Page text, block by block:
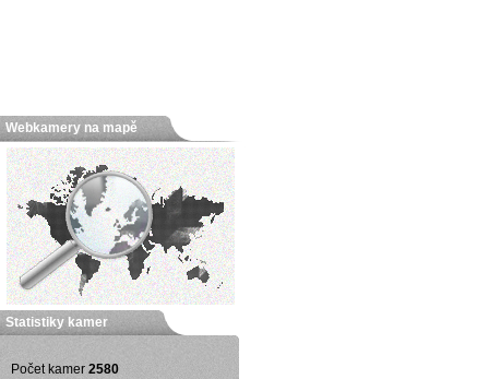
Webkamery na mapě
Statistiky kamer
Počet kamer 2580